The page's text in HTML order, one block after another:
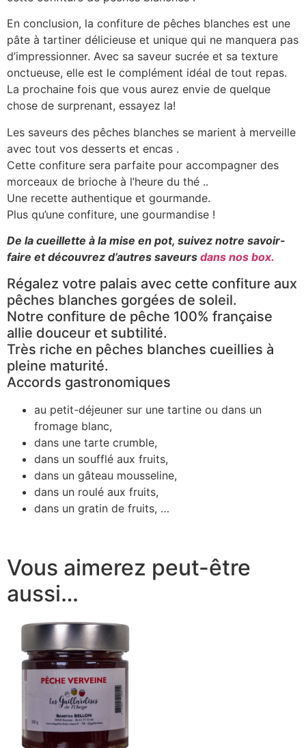
En conclusion, la confiture de pêches blanches est une
pâte à tartiner délicieuse et unique qui ne manquera pas
d’impressionner. Avec sa saveur sucrée et sa texture
onctueuse, elle est le complément idéal de tout repas.
La prochaine fois que vous aurez envie de quelque
chose de surprenant, essayez la!
Les saveurs des pêches blanches se marient à merveille
avec tout vos desserts et encas .
Cette confiture sera parfaite pour accompagner des
morceaux de brioche à l’heure du thé ..
Une recette authentique et gourmande.
Plus qu’une confiture, une gourmandise !
De la cueillette à la mise en pot, suivez notre savoir-
faire et découvrez d’autres saveurs dans nos box.
Régalez votre palais avec cette confiture aux
pêches blanches gorgées de soleil.
Notre confiture de pêche 100% française
allie douceur et subtilité.
Très riche en pêches blanches cueillies à
pleine maturité.
Accords gastronomiques
au petit-déjeuner sur une tartine ou dans un
fromage blanc,
dans une tarte crumble,
dans un soufflé aux fruits,
dans un gâteau mousseline,
dans un roulé aux fruits,
dans un gratin de fruits, …
Vous aimerez peut-être
aussi…